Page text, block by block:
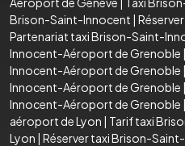
Brison-Saint-Innocent |
Partenariat taxi Brison-Saint-
Innocent-Aéroport de Grenoble |
Innocent-Aéroport de Grenoble |
Innocent-Aéroport de Grenoble |
Innocent-Aéroport de Grenoble |
aéroport de Lyon | Tarif taxi
Lyon | Réserver taxi Brison-